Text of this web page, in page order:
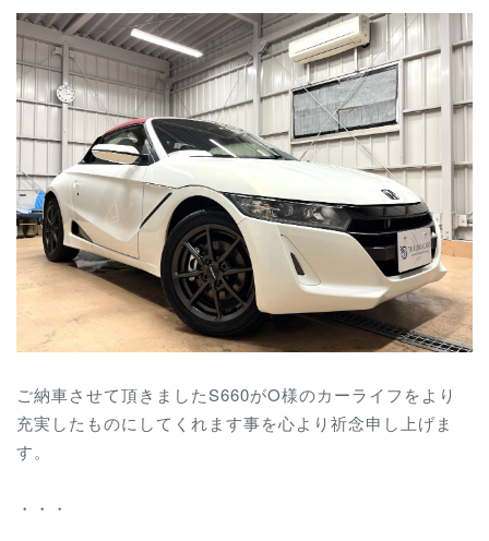
ご納車させて頂きましたS660がO様のカーライフをより
充実したものにしてくれます事を心より祈念申し上げま
す。
・・・